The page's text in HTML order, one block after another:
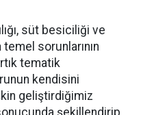
süt besiciliği ve
sorunlarının
tematik
kendisini
geliştirdiğimiz